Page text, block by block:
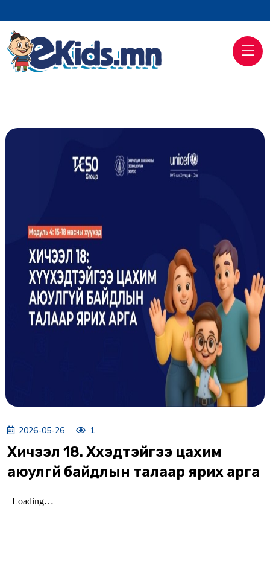
2026-05-26 1
Хичээл 18. Хүүхэдтэйгээ цахим
аюулгүй байдлын талаар ярих арга